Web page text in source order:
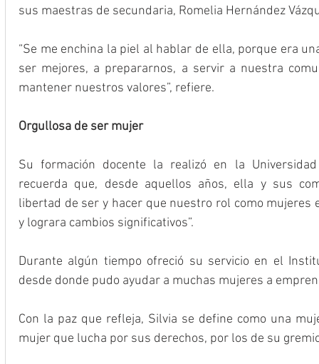
sus maestras de secundaria, Romelia Hernández
“Se me enchina la piel al hablar de ella, porque era
ser mejores, a prepararnos, a servir a nuestra
mantener nuestros valores”, refiere.
Orgullosa de ser mujer
Su formación docente la realizó en la
recuerda que, desde aquellos años, ella y sus
libertad de ser y hacer que nuestro rol como mujeres
y lograra cambios significativos”.
Durante algún tiempo ofreció su servicio en el
desde donde pudo ayudar a muchas mujeres a
Con la paz que refleja, Silvia se define como una
mujer que lucha por sus derechos, por los de su